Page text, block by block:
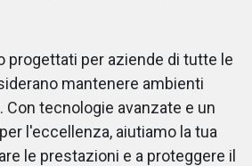
progettati per aziende di tutte le
mantenere ambienti
Con tecnologie avanzate e un
l'eccellenza, aiutiamo la tua
le prestazioni e a proteggere il